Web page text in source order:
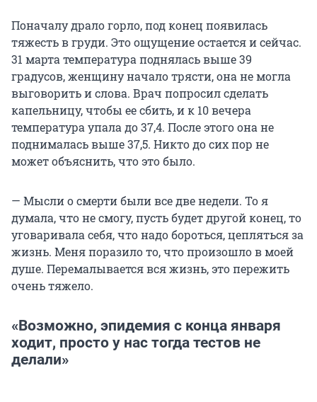
Поначалу драло горло, под конец появилась
тяжесть в груди. Это ощущение остается и сейчас.
31 марта температура поднялась выше 39
градусов, женщину начало трясти, она не могла
выговорить и слова. Врач попросил сделать
капельницу, чтобы ее сбить, и к 10 вечера
температура упала до 37,4. После этого она не
поднималась выше 37,5. Никто до сих пор не
может объяснить, что это было.
— Мысли о смерти были все две недели. То я
думала, что не смогу, пусть будет другой конец, то
уговаривала себя, что надо бороться, цепляться за
жизнь. Меня поразило то, что произошло в моей
душе. Перемалывается вся жизнь, это пережить
очень тяжело.
«Возможно, эпидемия с конца января
ходит, просто у нас тогда тестов не
делали»